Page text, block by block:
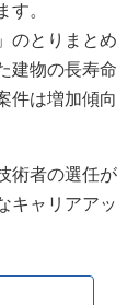
す。
のとりまとめ
建物の長寿命
件は増加傾向
術者の選任が
キャリアアッ